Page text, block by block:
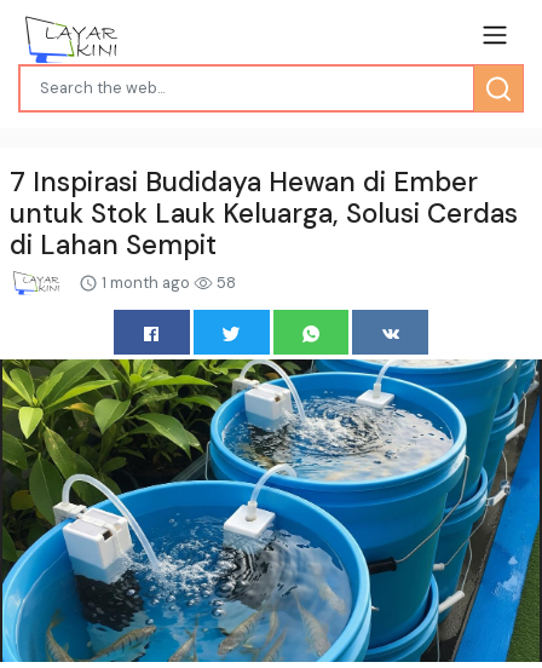
7 Inspirasi Budidaya Hewan di Ember
untuk Stok Lauk Keluarga, Solusi Cerdas
di Lahan Sempit
1 month ago 58